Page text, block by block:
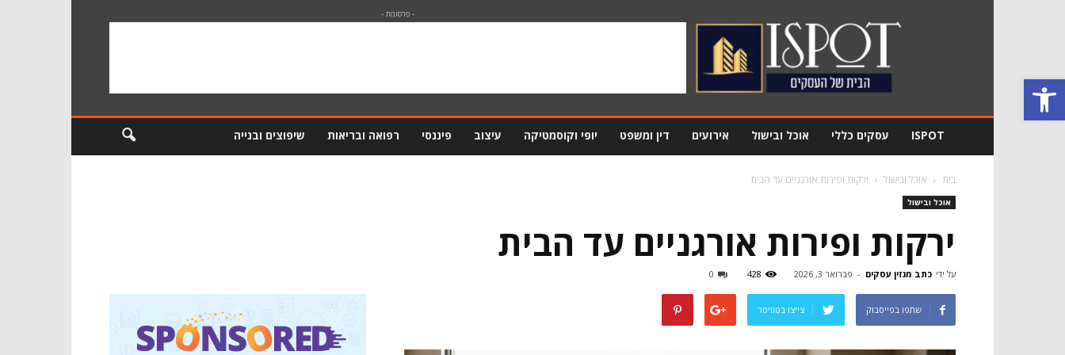
פתח סרגל נגישות
מגזין
Ispot
- פרסומת -
ISPOT עסקים כללי אוכל ובישול אירועים דין ומשפט יופי וקוסמטיקה עיצוב פיננסי רפואה ובריאות שיפוצים ובנייה
בית אוכל ובישול ירקות ופירות אורגניים עד הבית
אוכל ובישול
ירקות ופירות אורגניים עד הבית
על ידי כתב מגזין עסקים - פברואר 3, 2026 428
0
שתפו בפייסבוק צייצו בטוויטר